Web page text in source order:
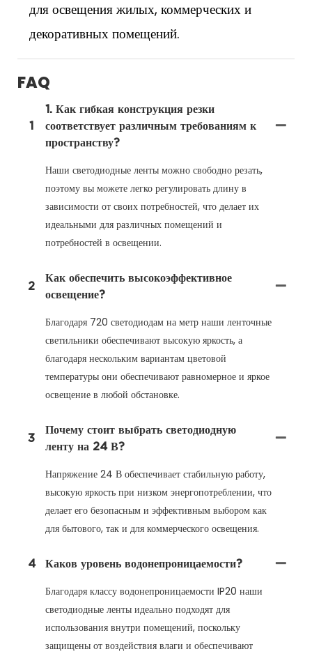
для освещения жилых, коммерческих и
декоративных помещений.
FAQ
1
1. Как гибкая конструкция резки
соответствует различным требованиям к
пространству?
Наши светодиодные ленты можно свободно резать,
поэтому вы можете легко регулировать длину в
зависимости от своих потребностей, что делает их
идеальными для различных помещений и
потребностей в освещении.
2
Как обеспечить высокоэффективное
освещение?
Благодаря 720 светодиодам на метр наши ленточные
светильники обеспечивают высокую яркость, а
благодаря нескольким вариантам цветовой
температуры они обеспечивают равномерное и яркое
освещение в любой обстановке.
3
Почему стоит выбрать светодиодную
ленту на 24 В?
Напряжение 24 В обеспечивает стабильную работу,
высокую яркость при низком энергопотреблении, что
делает его безопасным и эффективным выбором как
для бытового, так и для коммерческого освещения.
4 Каков уровень водонепроницаемости?
Благодаря классу водонепроницаемости IP20 наши
светодиодные ленты идеально подходят для
использования внутри помещений, поскольку
защищены от воздействия влаги и обеспечивают